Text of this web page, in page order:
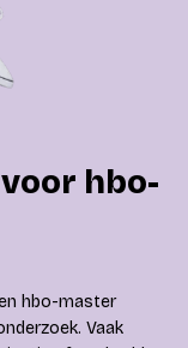
hbo-
hbo-master
Vaak